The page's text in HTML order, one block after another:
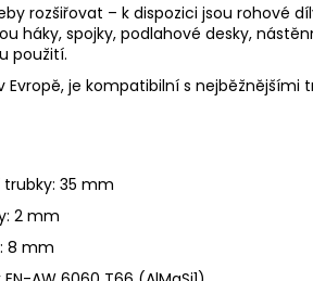
rozšiřovat – k dispozici jsou rohové
háky, spojky, podlahové desky,
použití.
Evropě, je kompatibilní s nejběžnějšími
35 mm
2 mm
8 mm